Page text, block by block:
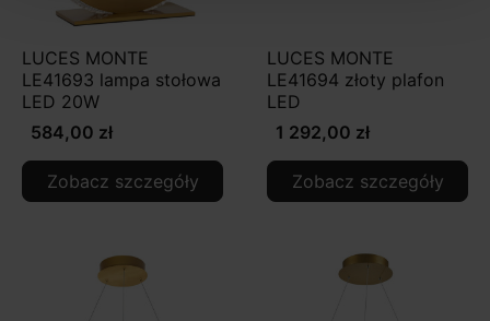
LUCES MONTE
LE41693 lampa stołowa
LED 20W
584,00 zł
Zobacz szczegóły
LUCES MONTE
LE41694 złoty plafon
LED
1 292,00 zł
Zobacz szczegóły